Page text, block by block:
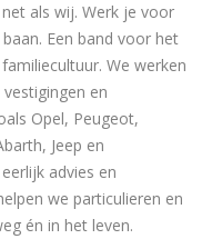
als wij. Werk je voor
Een band voor het
We werken
en
Opel, Peugeot,
Jeep en
advies en
we particulieren en
én in het leven.